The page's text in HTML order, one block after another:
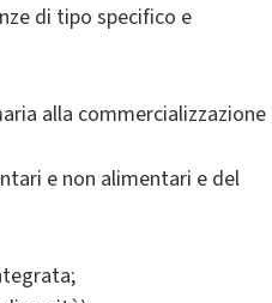
di tipo specifico e
alla commercializzazione
e non alimentari e del